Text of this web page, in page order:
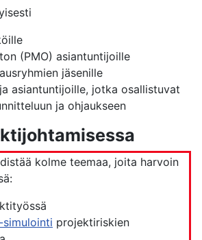
(PMO) asiantuntijoille
jäsenille
asiantuntijoille, jotka osallistuvat
ja ohjaukseen
kolme teemaa, joita harvoin
projektiriskien